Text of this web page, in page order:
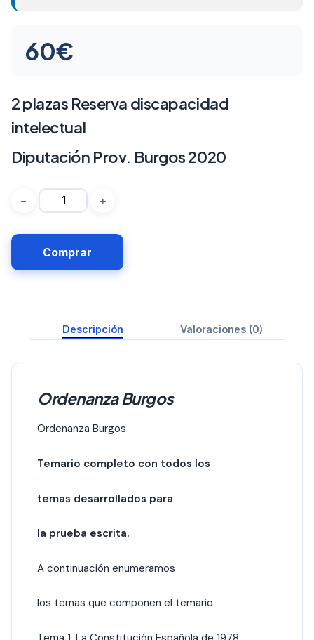
60€
2 plazas Reserva discapacidad
intelectual
Diputación Prov. Burgos 2020
Comprar
Descripción Valoraciones (0)
Ordenanza Burgos
Ordenanza Burgos
Temario completo con todos los
temas desarrollados para
la prueba escrita.
A continuación enumeramos
los temas que componen el temario.